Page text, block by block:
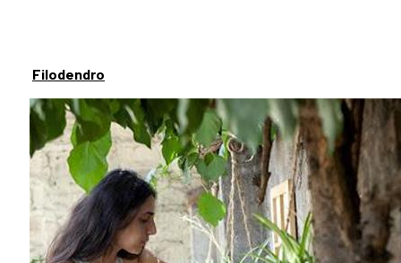
Filodendro